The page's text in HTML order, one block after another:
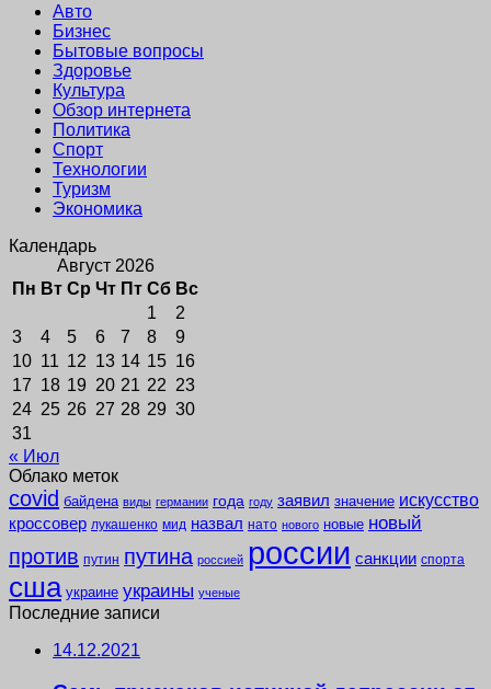
Авто
Бизнес
Бытовые вопросы
Здоровье
Культура
Обзор интернета
Политика
Спорт
Технологии
Туризм
Экономика
Календарь
Август 2026
Пн Вт Ср Чт Пт Сб Вс
1
2
3
4 5 6 7 8
9
10 11 12 13 14 15 16
17 18 19 20 21 22 23
24 25 26 27 28 29 30
31
« Июл
Облако меток
covid байдена виды германии года году заявил значение искусство
кроссовер лукашенко мид назвал нато нового новые новый
против путин путина россией россии санкции спорта
сша украине украины ученые
Последние записи
14.12.2021